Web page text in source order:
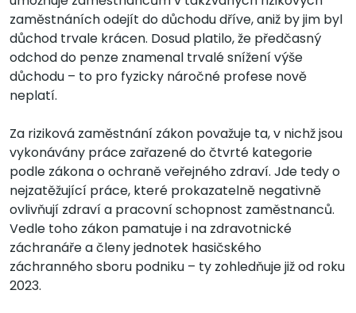
zaměstnáních odejít do důchodu dříve, aniž by jim byl
důchod trvale krácen. Dosud platilo, že předčasný
odchod do penze znamenal trvalé snížení výše
důchodu – to pro fyzicky náročné profese nově
neplatí.
Za riziková zaměstnání zákon považuje ta, v nichž jsou
vykonávány práce zařazené do čtvrté kategorie
podle zákona o ochraně veřejného zdraví. Jde tedy o
nejzatěžující práce, které prokazatelně negativně
ovlivňují zdraví a pracovní schopnost zaměstnanců.
Vedle toho zákon pamatuje i na zdravotnické
záchranáře a členy jednotek hasičského
záchranného sboru podniku – ty zohledňuje již od roku
2023.